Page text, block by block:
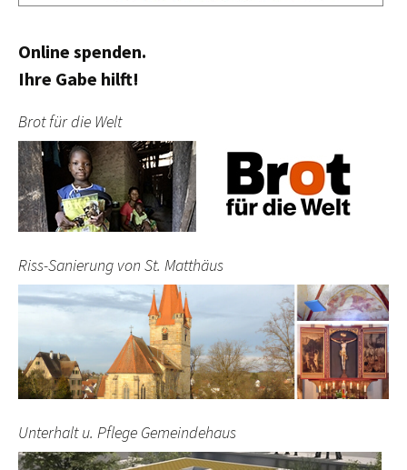
Online spenden.
Ihre Gabe hilft!
Brot für die Welt
Riss-Sanierung von St. Matthäus
Unterhalt u. Pflege Gemeindehaus